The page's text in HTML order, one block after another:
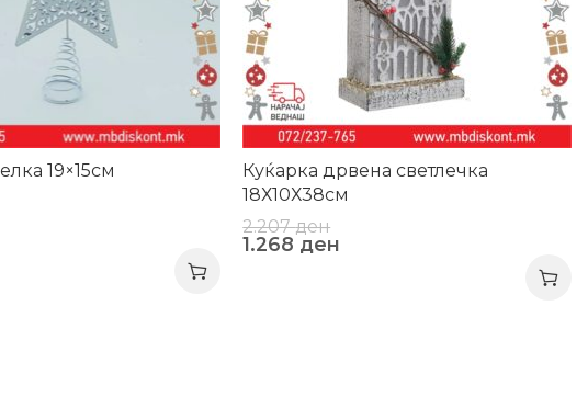
19×15см
Куќарка дрвена светлечка
18Х10Х38см
2.207ден
1.268 ден